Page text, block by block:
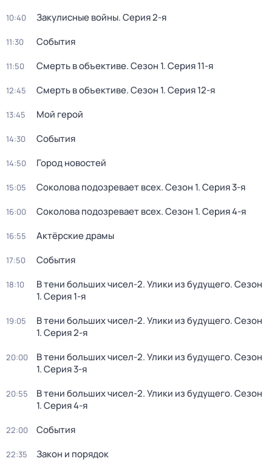
10:40 Закулисные войны. Серия 2-я
11:30 События
11:50 Смерть в объективе. Сезон 1. Серия 11-я
12:45 Смерть в объективе. Сезон 1. Серия 12-я
13:45 Мой герой
14:30 События
14:50 Город новостей
15:05 Соколова подозревает всех. Сезон 1. Серия 3-я
16:00 Соколова подозревает всех. Сезон 1. Серия 4-я
16:55 Актёрские драмы
17:50 События
18:10 В тени больших чисел-2. Улики из будущего. Сезон
1. Серия 1-я
19:05 В тени больших чисел-2. Улики из будущего. Сезон
1. Серия 2-я
20:00 В тени больших чисел-2. Улики из будущего. Сезон
1. Серия 3-я
20:55 В тени больших чисел-2. Улики из будущего. Сезон
1. Серия 4-я
22:00 События
22:35 Закон и порядок